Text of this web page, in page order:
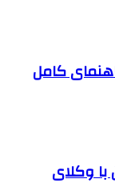
راهنمای کامل
وکلای